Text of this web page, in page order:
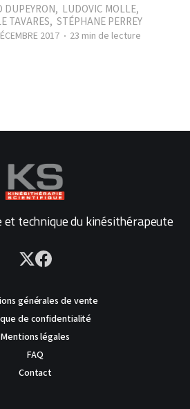
DUPEYRON, LUDOVIC MOLLE,
TAVARES, STÉPHANE PERREY
2017 23 min de lecture
technique du kinésithérapeute
générales de vente
de confidentialité
Mentions légales
FAQ
Contact